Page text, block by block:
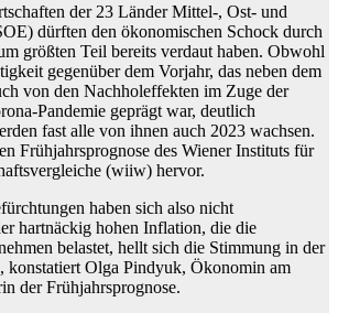
der 23 Länder Mittel-, Ost- und
dürften den ökonomischen Schock durch
größten Teil bereits verdaut haben. Obwohl
gegenüber dem Vorjahr, das neben dem
von den Nachholeffekten im Zuge der
Pandemie geprägt war, deutlich
fast alle von ihnen auch 2023 wachsen.
Frühjahrsprognose des Wiener Instituts für
(wiiw) hervor.
haben sich also nicht
hartnäckig hohen Inflation, die die
belastet, hellt sich die Stimmung in der
konstatiert Olga Pindyuk, Ökonomin am
der Frühjahrsprognose.